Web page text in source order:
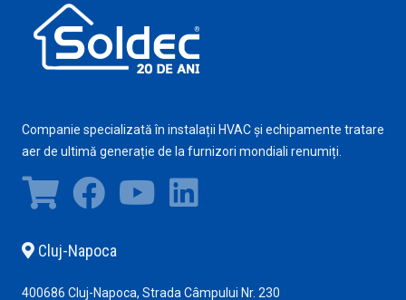
Companie specializată în instalații HVAC și echipamente tratare
aer de ultimă generație de la furnizori mondiali renumiți.
Cluj-Napoca
400686 Cluj-Napoca, Strada Câmpului Nr. 230